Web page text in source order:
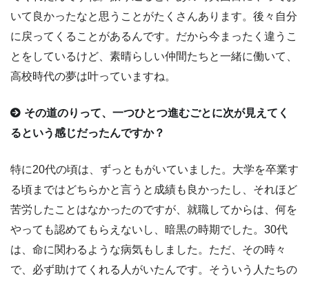
いて良かったなと思うことがたくさんあります。後々自分
に戻ってくることがあるんです。だから今まったく違うこ
とをしているけど、素晴らしい仲間たちと一緒に働いて、
高校時代の夢は叶っていますね。
その道のりって、一つひとつ進むごとに次が見えてく
るという感じだったんですか？
特に20代の頃は、ずっともがいていました。大学を卒業す
る頃まではどちらかと言うと成績も良かったし、それほど
苦労したことはなかったのですが、就職してからは、何を
やっても認めてもらえないし、暗黒の時期でした。30代
は、命に関わるような病気もしました。ただ、その時々
で、必ず助けてくれる人がいたんです。そういう人たちの